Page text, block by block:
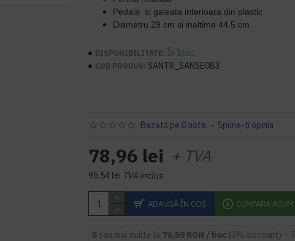
Pedala si galeata interioara din plastic
Diametru 29 cm si inaltime 44.5 cm
DISPONIBILITATE: În Stoc
COD PRODUS: SANTR_SANSE083
Bazată pe 0 note. - Spune-ţi opinia
78,96 lei + TVA
95,54 lei TVA inclus
ADAUGĂ ÎN COŞ CUMPARA ACUM
5 sau mai multe la 76,59 RON / buc (3% discount)